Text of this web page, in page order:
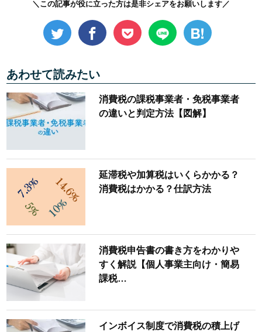
＼この記事が役に立った方は是非シェアをお願いします／
あわせて読みたい
消費税の課税事業者・免税事業者
の違いと判定方法【図解】
延滞税や加算税はいくらかかる？
消費税はかかる？仕訳方法
消費税申告書の書き方をわかりや
すく解説【個人事業主向け・簡易
課税…
インボイス制度で消費税の積上げ